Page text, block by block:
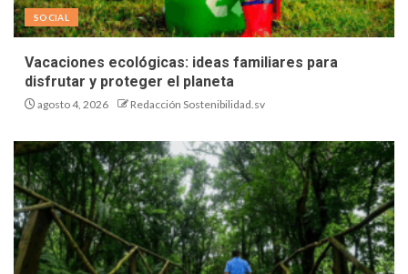
SOCIAL
Vacaciones ecológicas: ideas familiares para
disfrutar y proteger el planeta
agosto 4, 2026 Redacción Sostenibilidad.sv